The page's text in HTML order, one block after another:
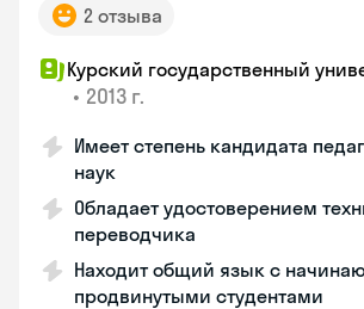
2 отзыва
Курский государственный
• 2013 г.
Имеет степень кандидата
наук
Обладает удостоверением
переводчика
Находит общий язык с
продвинутыми студентами